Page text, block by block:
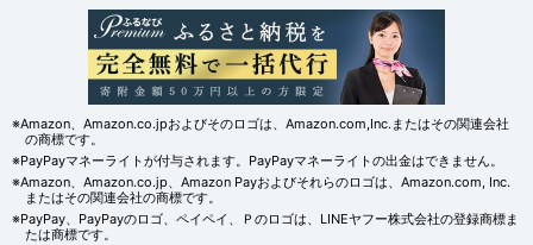
※Amazon、Amazon.co.jpおよびそのロゴは、Amazon.com,Inc.またはその関連会社
の商標です。
※PayPayマネーライトが付与されます。PayPayマネーライトの出金はできません。
※Amazon、Amazon.co.jp、Amazon Payおよびそれらのロゴは、Amazon.com, Inc.
またはその関連会社の商標です。
※PayPay、PayPayのロゴ、ペイペイ、Ｐのロゴは、LINEヤフー株式会社の登録商標ま
たは商標です。